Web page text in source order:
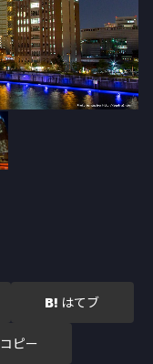
はてブ
コピー